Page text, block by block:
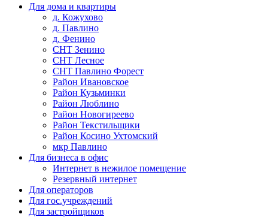
Для дома и квартиры
д. Кожухово
д. Павлино
д. Фенино
СНТ Зенино
СНТ Лесное
СНТ Павлино Форест
Район Ивановское
Район Кузьминки
Район Люблино
Район Новогиреево
Район Текстильщики
Район Косино Ухтомский
мкр Павлино
Для бизнеса в офис
Интернет в нежилое помещение
Резервный интернет
Для операторов
Для гос.учреждений
Для застройщиков